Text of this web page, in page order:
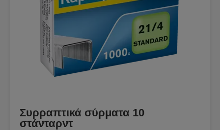
Συρραπτικά σύρματα 10
στάνταρντ